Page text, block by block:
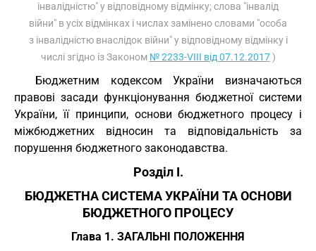
інвалідністю" у відповідному відмінку; слова "інвалід
війни" в усіх відмінках і числах замінено словами "особа
з інвалідністю внаслідок війни" у відповідному відмінку і
числі згідно із Законом № 2233-VIII від 07.12.2017)
Бюджетним кодексом України визначаються
правові засади функціонування бюджетної системи
України, її принципи, основи бюджетного процесу і
міжбюджетних відносин та відповідальність за
порушення бюджетного законодавства.
Розділ I.
БЮДЖЕТНА СИСТЕМА УКРАЇНИ ТА ОСНОВИ
БЮДЖЕТНОГО ПРОЦЕСУ
Глава 1. ЗАГАЛЬНІ ПОЛОЖЕННЯ